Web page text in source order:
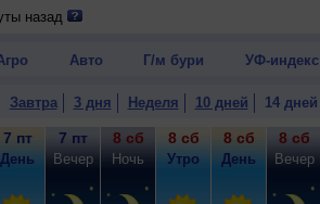
назад
Авто Г/м бури УФ-индекс
Завтра 3 дня Неделя 10 дней 14 дней
7 пт
День
7 пт
Вечер
8 сб
Ночь
8 сб
Утро
8 сб
День
8 сб
Вечер